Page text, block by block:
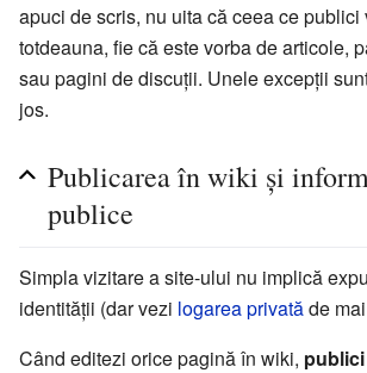
apuci de scris, nu uita că ceea ce publici
totdeauna, fie că este vorba de articole,
sau pagini de discuții. Unele excepții
jos.
Publicarea în wiki și
publice
Simpla vizitare a site-ului nu implică
identității (dar vezi logarea privatăde
Când editezi orice pagină în wiki,